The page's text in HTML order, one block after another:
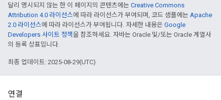
달리 명시되지 않는 한 이 페이지의 콘텐츠에는 Creative Commons
Attribution 4.0 라이선스에 따라 라이선스가 부여되며, 코드 샘플에는 Apache
2.0 라이선스에 따라 라이선스가 부여됩니다. 자세한 내용은 Google
Developers 사이트 정책을 참조하세요. 자바는 Oracle 및/또는 Oracle 계열사
의 등록 상표입니다.
최종 업데이트: 2025-08-29(UTC)
연결